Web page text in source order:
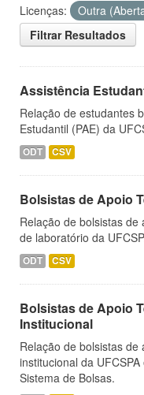
Licenças: Outra
Filtrar Resultados
Assistência
Relação de estudantes
Estudantil (PAE) da
ODT CSV
Bolsistas de Apoio
Relação de bolsistas
de laboratório da
ODT CSV
Bolsistas de Apoio
Institucional
Relação de bolsistas
institucional da
Sistema de Bolsas.